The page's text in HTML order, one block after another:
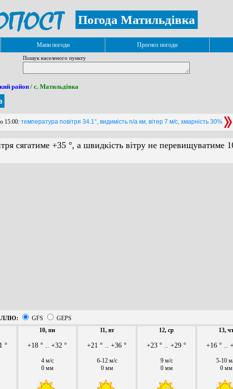
Погода Матильдівка
Мапи погоди Прогноз погоди
Пошук населеного пункту
район / с. Матильдівка
15:00: температура повітря 34.1°, видимість n/a км, вітер 7 м/с, хмарність 30%
сягатиме +35 °, а швидкість вітру не перевищуватиме
GFS
GEPS
°
10, пн
+18 ° .. +32 °
4 м/с
0 мм
11, вт
+21 ° .. +36 °
6-12 м/с
0 мм
12, ср
+23 ° .. +29 °
9 м/с
0 мм
13,
+16 ° ..
5-10
0 мм